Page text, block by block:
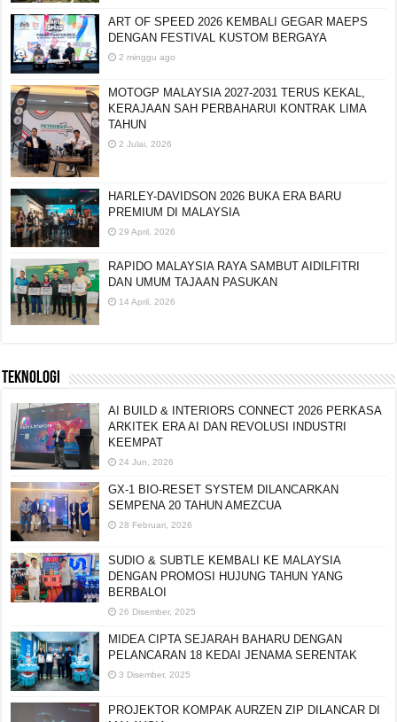
ART OF SPEED 2026 KEMBALI GEGAR MAEPS
DENGAN FESTIVAL KUSTOM BERGAYA
2 minggu ago
MOTOGP MALAYSIA 2027-2031 TERUS KEKAL,
KERAJAAN SAH PERBAHARUI KONTRAK LIMA
TAHUN
2 Julai, 2026
HARLEY-DAVIDSON 2026 BUKA ERA BARU
PREMIUM DI MALAYSIA
29 April, 2026
RAPIDO MALAYSIA RAYA SAMBUT AIDILFITRI
DAN UMUM TAJAAN PASUKAN
14 April, 2026
TEKNOLOGI
AI BUILD & INTERIORS CONNECT 2026 PERKASA
ARKITEK ERA AI DAN REVOLUSI INDUSTRI
KEEMPAT
24 Jun, 2026
GX-1 BIO-RESET SYSTEM DILANCARKAN
SEMPENA 20 TAHUN AMEZCUA
28 Februari, 2026
SUDIO & SUBTLE KEMBALI KE MALAYSIA
DENGAN PROMOSI HUJUNG TAHUN YANG
BERBALOI
26 Disember, 2025
MIDEA CIPTA SEJARAH BAHARU DENGAN
PELANCARAN 18 KEDAI JENAMA SERENTAK
3 Disember, 2025
PROJEKTOR KOMPAK AURZEN ZIP DILANCAR DI